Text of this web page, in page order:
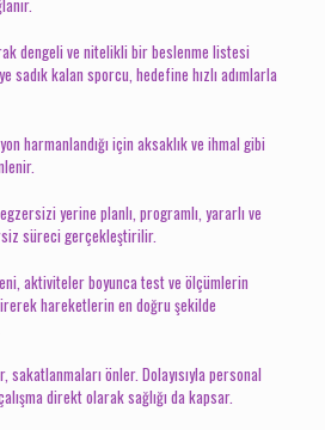
dengeli ve nitelikli bir beslenme listesi
sadık kalan sporcu, hedefine hızlı adımlarla
harmanlandığı için aksaklık ve ihmal gibi
yerine planlı, programlı, yararlı ve
süreci gerçekleştirilir.
aktiviteler boyunca test ve ölçümlerin
hareketlerin en doğru şekilde
sakatlanmaları önler. Dolayısıyla personal
direkt olarak sağlığı da kapsar.